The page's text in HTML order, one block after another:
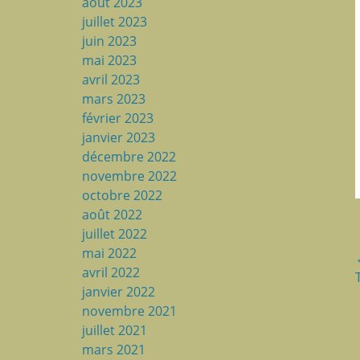
juillet 2023
juin 2023
mai 2023
avril 2023
mars 2023
février 2023
janvier 2023
décembre 2022
novembre 2022
octobre 2022
août 2022
juillet 2022
mai 2022
avril 2022
janvier 2022
novembre 2021
juillet 2021
mars 2021